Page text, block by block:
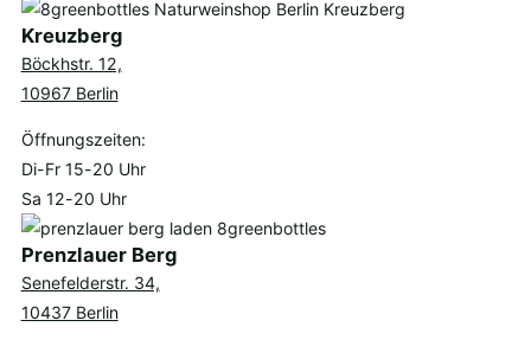
Kreuzberg
Böckhstr. 12,
10967 Berlin
Öffnungszeiten:
Di-Fr 15-20 Uhr
Sa 12-20 Uhr
Prenzlauer Berg
Senefelderstr. 34,
10437 Berlin